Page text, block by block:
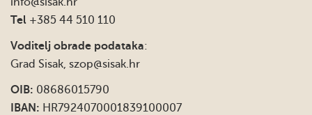
Tel +385 44 510 110
Voditelj obrade podataka:
Grad Sisak, szop@sisak.hr
OIB: 08686015790
IBAN: HR7924070001839100007